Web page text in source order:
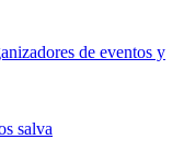
de eventos y